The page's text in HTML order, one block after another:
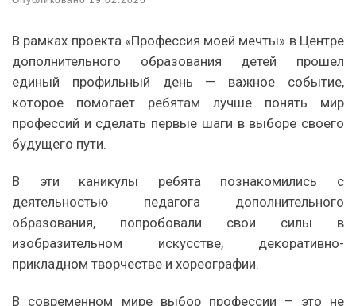
В рамках проекта «Профессия моей мечты» в Центре
дополнительного образования детей прошел
единый профильный день — важное событие,
которое помогает ребятам лучше понять мир
профессий и сделать первые шаги в выборе своего
будущего пути.
В эти каникулы ребята познакомились с
деятельностью педагога дополнительного
образования, попробовали свои силы в
изобразительном искусстве, декоративно-
прикладном творчестве и хореографии.
В современном мире выбор профессии – это не